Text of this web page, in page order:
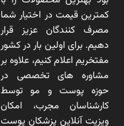
کمترین قیمت در اختیار شما
مصرف کنندگان عزیز قرار
دهیم. برای اولین بار در کشور
مفتخریم اعلام کنیم، علاوه بر
مشاوره های تخصصی در
حوزه پوست و مو توسط
کارشناسان مجرب، امکان
ویزیت آنلاین پزشکان پوست